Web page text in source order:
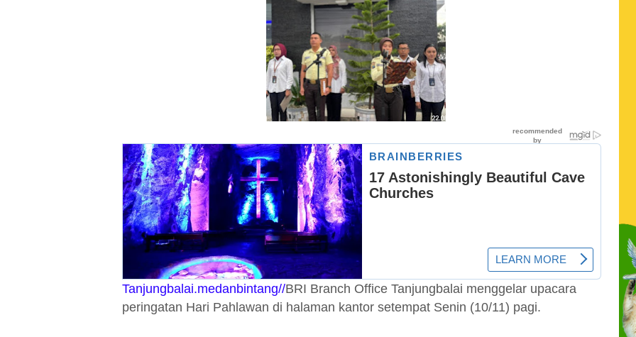
Tanjungbalai.medanbintang//BRI Branch Office Tanjungbalai menggelar upacara
peringatan Hari Pahlawan di halaman kantor setempat Senin (10/11) pagi.